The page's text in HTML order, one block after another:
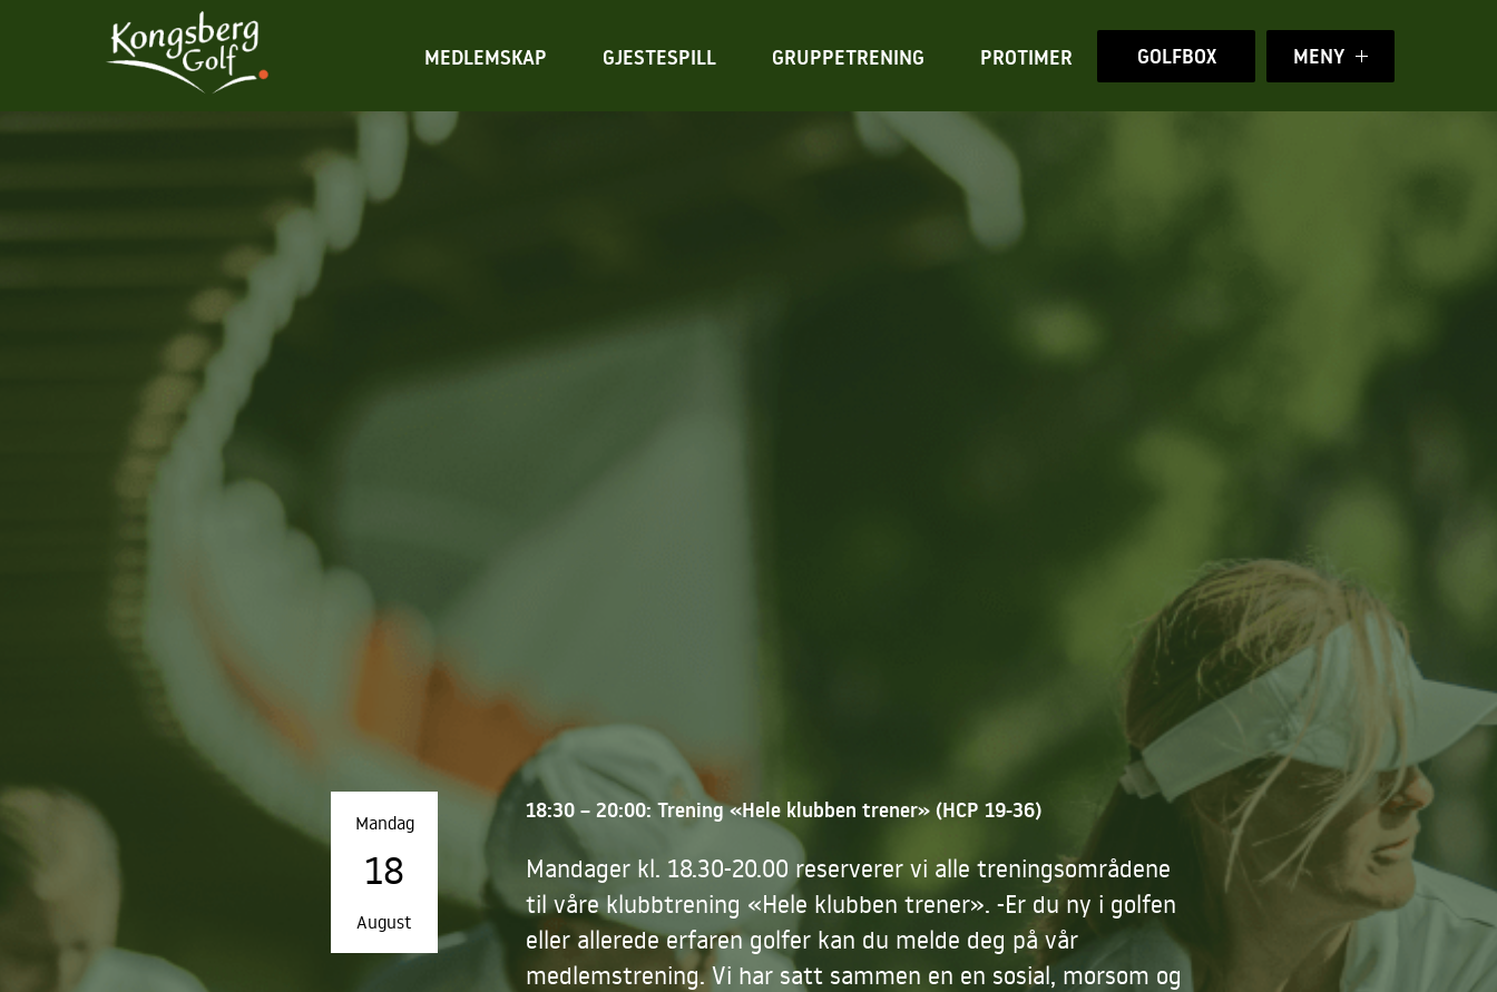
MEDLEMSKAP GJESTESPILL GRUPPETRENING PROTIMER GOLFBOX MENY
18:30 – 20:00: Trening «Hele klubben trener» (HCP 19-36)
Mandager kl. 18.30-20.00 reserverer vi alle treningsområdene
til våre klubbtrening «Hele klubben trener». -Er du ny i golfen
eller allerede erfaren golfer kan du melde deg på vår
medlemstrening. Vi har satt sammen en en sosial, morsom og
Mandag
18
August